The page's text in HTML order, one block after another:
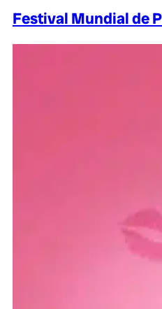
Festival Mundial de